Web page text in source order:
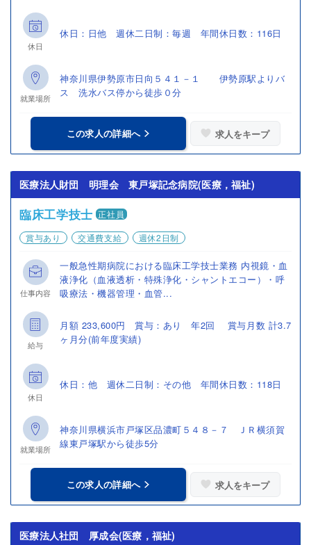
休日
休日：日他 週休二日制：毎週 年間休日数：116日
就業場所
神奈川県伊勢原市日向５４１－１ 伊勢原駅よりバ
ス 洗水バス停から徒歩０分
この求人の詳細へ 求人をキープ
医療法人財団 明理会 東戸塚記念病院(医療，福祉)
臨床工学技士 正社員
賞与あり
交通費支給 週休2日制
仕事内容
一般急性期病院における臨床工学技士業務 内視鏡・血
液浄化（血液透析・特殊浄化・シャントエコー）・呼
吸療法・機器管理・血管...
給与
月額 233,600円 賞与：あり 年2回 賞与月数 計3.7
ヶ月分(前年度実績)
休日
休日：他 週休二日制：その他 年間休日数：118日
就業場所
神奈川県横浜市戸塚区品濃町５４８－７ ＪＲ横須賀
線東戸塚駅から徒歩5分
この求人の詳細へ 求人をキープ
医療法人社団 厚成会(医療，福祉)